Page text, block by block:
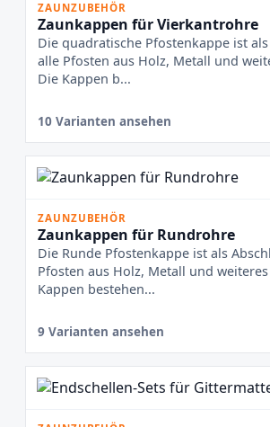
ZAUNZUBEHÖR
Zaunkappen für Vierkantrohre
Die quadratische Pfostenkappe ist
alle Pfosten aus Holz, Metall und
Die Kappen b...
10 Varianten ansehen
ZAUNZUBEHÖR
Zaunkappen für Rundrohre
Die Runde Pfostenkappe ist als
Pfosten aus Holz, Metall und
Kappen bestehen...
9 Varianten ansehen